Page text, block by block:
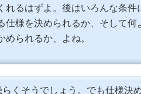
れるはずよ。後はいろんな条件
仕様を決められるか、そして何
められるか、よね。
らくそうでしょう。でも仕様決